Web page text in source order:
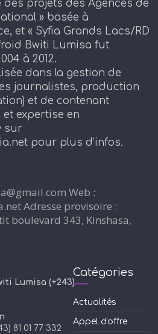
des projets des Agences de
» basée à
et « Syfia Grands Lacs/RD
Bwiti Lumisa fut
à 2012.
dans la gestion de
journalistes, production
et de contenant
expertise en
sur
pour plus d’infos.
Web :
Adresse provisoire :
boulevard 343, Kinshasa,
Lumisa (+243)
81 01 77 332
Catégories
Actualités
Appel d'offre